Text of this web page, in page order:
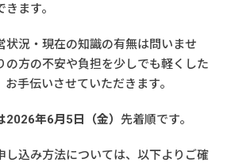
ます。
状況・現在の知識の有無は問いませ
の方の不安や負担を少しでも軽くした
手伝いさせていただきます。
2026年6月5日（金） 先着順です。
込み方法については、以下よりご確